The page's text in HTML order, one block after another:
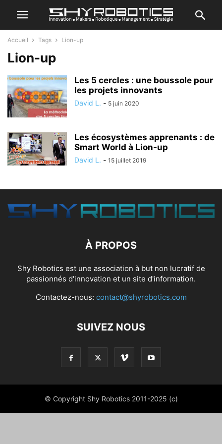
Accueil Tags Lion-up
Lion-up
Les 5 cercles : une boussole pour
les projets innovants
David L. - 5 juin 2020
Les écosystèmes apprenants : de
Smart World à Lion-up
David L. - 15 juillet 2019
À PROPOS
Shy Robotics est une association à but non lucratif de
passionnés d'innovation et un site d'information.
Contactez-nous: contact@shyrobotics.com
SUIVEZ NOUS
© Copyright Shy Robotics 2011-2025 (c)